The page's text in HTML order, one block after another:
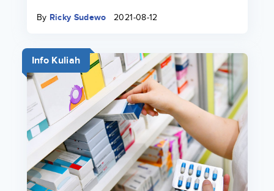
By Ricky Sudewo 2021-08-12
Info Kuliah